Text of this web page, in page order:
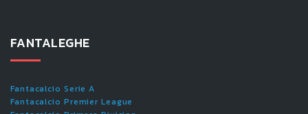
FANTALEGHE
Fantacalcio Serie A
Fantacalcio Premier League